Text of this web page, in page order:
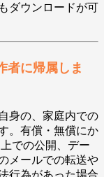
ダウンロードが可
者に帰属しま
身の、家庭内での
。有償・無償にか
での公開、デー
メールでの転送や